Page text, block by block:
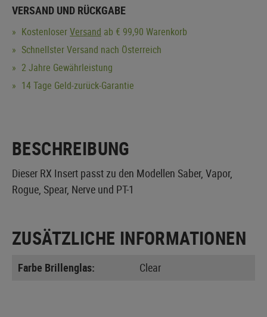
VERSAND UND RÜCKGABE
KostenloserVersand ab € 99,90 Warenkorb
Schnellster Versand nach Österreich
2 Jahre Gewährleistung
14 Tage Geld-zurück-Garantie
BESCHREIBUNG
Dieser RX Insert passt zu den Modellen Saber, Vapor,
Rogue, Spear, Nerve und PT-1
ZUSÄTZLICHE INFORMATIONEN
Farbe Brillenglas: Clear